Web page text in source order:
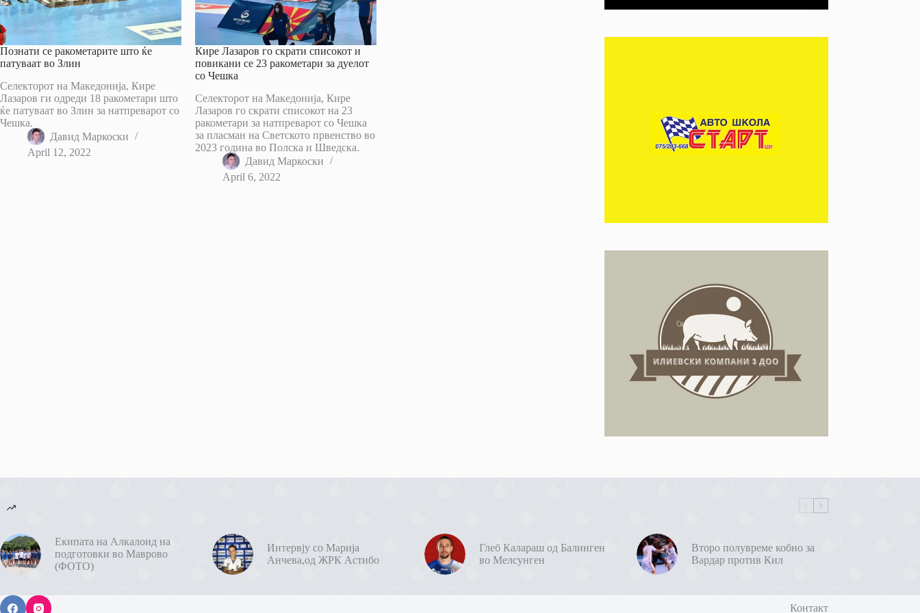
Познати се ракометарите што ќе
патуваат во Злин
Селекторот на Македонија, Кире
Лазаров ги одреди 18 ракометари што
ќе патуваат во Злин за натпреварот со
Чешка.
Давид Маркоски
April 12, 2022
Кире Лазаров го скрати списокот и
повикани се 23 ракометари за дуелот
со Чешка
Селекторот на Македонија, Кире
Лазаров го скрати списокот на 23
ракометари за натпреварот со Чешка
за пласман на Светското првенство во
2023 година во Полска и Шведска.
Давид Маркоски
April 6, 2022
Екипата на Алкалоид на
подготовки во Маврово
(ФОТО)
Интервју со Марија
Анчева,од ЖРК Астибо
Глеб Калараш од Балинген
во Мелсунген
Второ полувреме кобно за
Вардар против Кил
Контакт